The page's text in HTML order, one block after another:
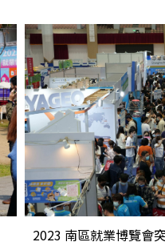
2023 南區就業博覽會